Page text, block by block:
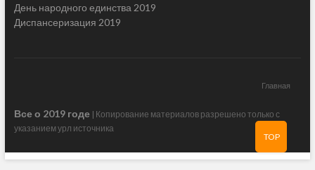
День народного единства 2019
Диспансеризация 2019
Главная
Все о 2019 годе | Копирование материалов разрешено только с
указанием урл источника
TOP